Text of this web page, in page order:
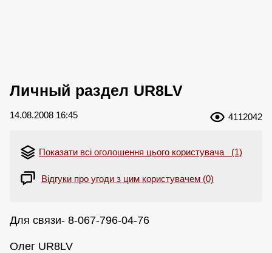
Личный раздел UR8LV
14.08.2008 16:45 4112042
Показати всі оголошення цього користувача (1)
Відгуки про угоди з цим користувачем (0)
Для связи- 8-067-796-04-76
Олег UR8LV